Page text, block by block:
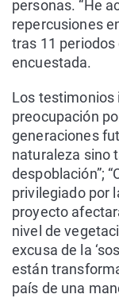
personas. “He
repercusiones
tras 11 periodos
encuestada.
Los testimonios
preocupación
generaciones
naturaleza sino
despoblación”;
privilegiado por
proyecto
nivel de
excusa de la
están
país de una